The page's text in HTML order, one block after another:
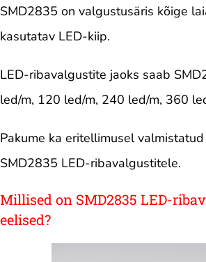
SMD2835 on valgustusäris kõige
kasutatav LED-kiip.
LED-ribavalgustite jaoks saab
led/m, 120 led/m, 240 led/m, 360
Pakume ka eritellimusel
SMD2835 LED-ribavalgustitele.
Millised on SMD2835 LED-
eelised?